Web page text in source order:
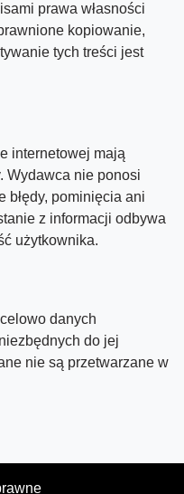
prawa własności
kopiowanie,
tych treści jest
internetowej mają
Wydawca nie ponosi
błędy, pominięcia ani
z informacji odbywa
użytkownika.
danych
do jej
nie są przetwarzane w